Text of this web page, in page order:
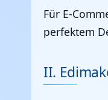
Für E-
perfektem
II.